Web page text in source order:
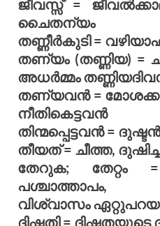
ജീവസ്സ് =
ചൈതന്യം
തണ്ണീര്‍കുടി =
തണ്യം (തണ്ണിയ) =
അധര്‍മ്മം
തണ്യവന്‍ =
നീതികെട്ടവന്‍
തിന്മപ്പെട്ടവന്‍ =
തീയത് = ചീത്ത,
തേറുക; തേറ്റം =
പശ്ചാത്താപം,
വിശ്വാസം
ദിഷ്ടതി = ദിഷ്ടതയുടെ